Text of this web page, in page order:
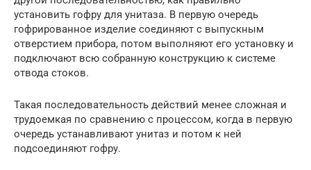
установить гофру для унитаза. В первую очередь
гофрированное изделие соединяют с выпускным
отверстием прибора, потом выполняют его установку и
подключают всю собранную конструкцию к системе
отвода стоков.
Такая последовательность действий менее сложная и
трудоемкая по сравнению с процессом, когда в первую
очередь устанавливают унитаз и потом к ней
подсоединяют гофру.